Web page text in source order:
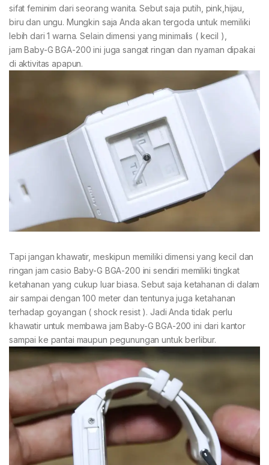
sifat feminim dari seorang wanita. Sebut saja putih, pink,hijau,
biru dan ungu. Mungkin saja Anda akan tergoda untuk memiliki
lebih dari 1 warna. Selain dimensi yang minimalis ( kecil ),
jam Baby-G BGA-200 ini juga sangat ringan dan nyaman dipakai
di aktivitas apapun.
Tapi jangan khawatir, meskipun memiliki dimensi yang kecil dan
ringan jam casio Baby-G BGA-200 ini sendiri memiliki tingkat
ketahanan yang cukup luar biasa. Sebut saja ketahanan di dalam
air sampai dengan 100 meter dan tentunya juga ketahanan
terhadap goyangan ( shock resist ). Jadi Anda tidak perlu
khawatir untuk membawa jam Baby-G BGA-200 ini dari kantor
sampai ke pantai maupun pegunungan untuk berlibur.